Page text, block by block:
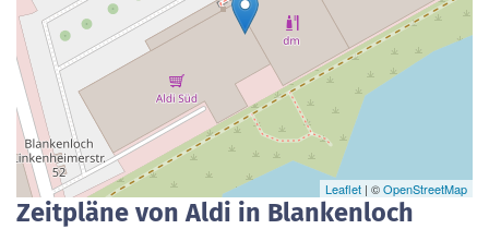
Leaflet | ©OpenStreetMap
Zeitpläne von Aldi in Blankenloch